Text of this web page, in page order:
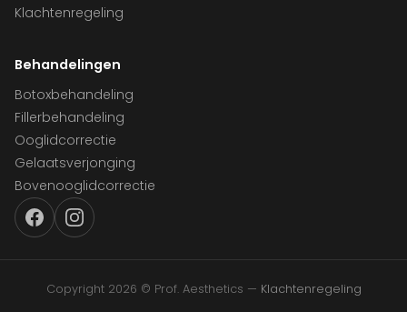
Klachtenregeling
Behandelingen
Botoxbehandeling
Fillerbehandeling
Ooglidcorrectie
Gelaatsverjonging
Bovenooglidcorrectie
Copyright 2026 © Prof. Aesthetics — Klachtenregeling